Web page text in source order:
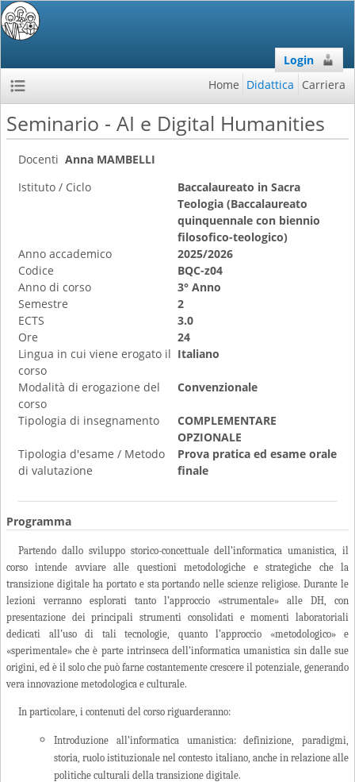
Login
Home Didattica Carriera
Seminario - AI e Digital Humanities
Docenti Anna MAMBELLI
Istituto / Ciclo
Baccalaureato in Sacra
Teologia (Baccalaureato
quinquennale con biennio
filosofico-teologico)
Anno accademico
2025/2026
Codice
BQC-z04
Anno di corso
3° Anno
Semestre
2
ECTS
3.0
Ore
24
Lingua in cui viene erogato il
corso
Italiano
Modalità di erogazione del
corso
Convenzionale
Tipologia di insegnamento
COMPLEMENTARE
OPZIONALE
Tipologia d'esame / Metodo
di valutazione
Prova pratica ed esame orale
finale
Programma
Partendo dallo sviluppo storico-concettuale dell’informatica umanistica, il
corso intende avviare alle questioni metodologiche e strategiche che la
transizione digitale ha portato e sta portando nelle scienze religiose. Durante le
lezioni verranno esplorati tanto l’approccio «strumentale» alle DH, con
presentazione dei principali strumenti consolidati e momenti laboratoriali
dedicati all’uso di tali tecnologie, quanto l’approccio «metodologico» e
«sperimentale» che è parte intrinseca dell’informatica umanistica sin dalle sue
origini, ed è il solo che può farne costantemente crescere il potenziale, generando
vera innovazione metodologica e culturale.
In particolare, i contenuti del corso riguarderanno:
Introduzione all’informatica umanistica: definizione, paradigmi,
storia, ruolo istituzionale nel contesto italiano, anche in relazione alle
politiche culturali della transizione digitale.